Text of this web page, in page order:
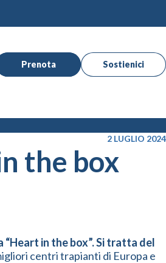
Prenota Sostienici
2 LUGLIO 2024
the box
in the box”. Si tratta del
centri trapianti di Europa e